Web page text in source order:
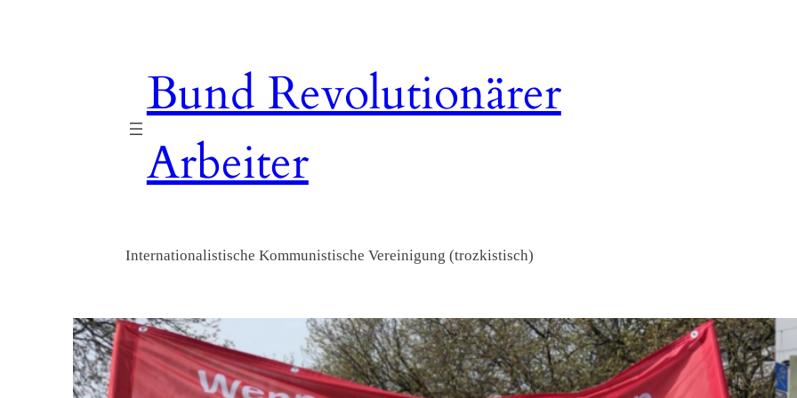
Bund Revolutionärer
Arbeiter
Internationalistische Kommunistische Vereinigung (trozkistisch)